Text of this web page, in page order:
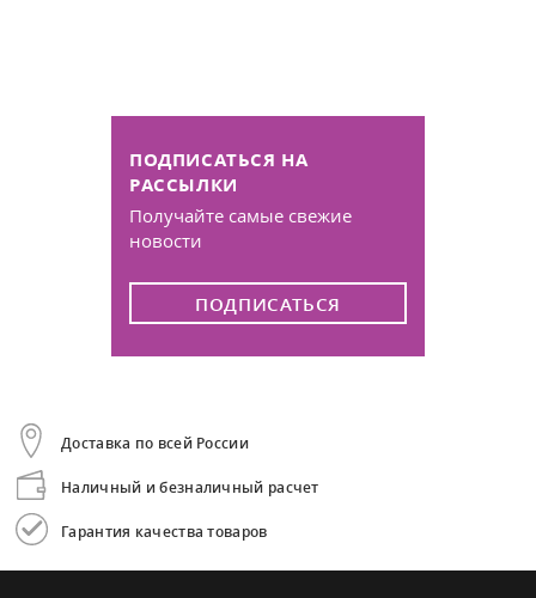
ПОДПИСАТЬСЯ НА
РАССЫЛКИ
Получайте самые свежие
новости
ПОДПИСАТЬСЯ
Доставка по всей России
Наличный и безналичный расчет
Гарантия качества товаров